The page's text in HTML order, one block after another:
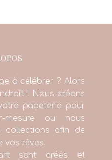
à célébrer ? Alors
! Nous créons
papeterie pour
ou nous
collections afin de
vos rêves.
sont créés et